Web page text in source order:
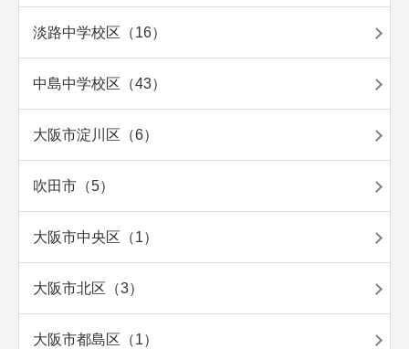
淡路中学校区（16）
中島中学校区（43）
大阪市淀川区（6）
吹田市（5）
大阪市中央区（1）
大阪市北区（3）
大阪市都島区（1）